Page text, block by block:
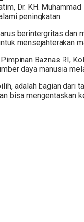
Dr. KH.
peningkatan.
berintergritas dan
mensejahterakan
Baznas RI,
daya manusia
adalah bagian dari
bisa mengentaskan